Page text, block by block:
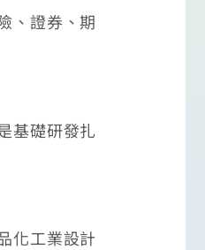
、證券、期
基礎研發扎
化工業設計